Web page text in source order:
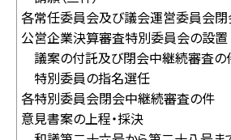
各常任委員会及び議会運営委員会
公営企業決算審査特別委員会の設置
議案の付託及び閉会中継続審査の
特別委員の指名選任
各特別委員会閉会中継続審査の件
意見書案の上程・採決